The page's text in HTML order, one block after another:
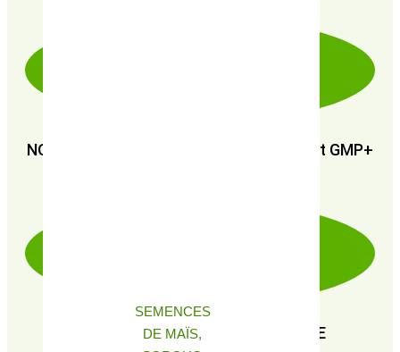
SEMENCES
DE MAÏS,
NOUS SOMMES CERTIFIÉS : GMP+ FSA et GMP+
EN RECHERCHE PERPÉTUELLE DE